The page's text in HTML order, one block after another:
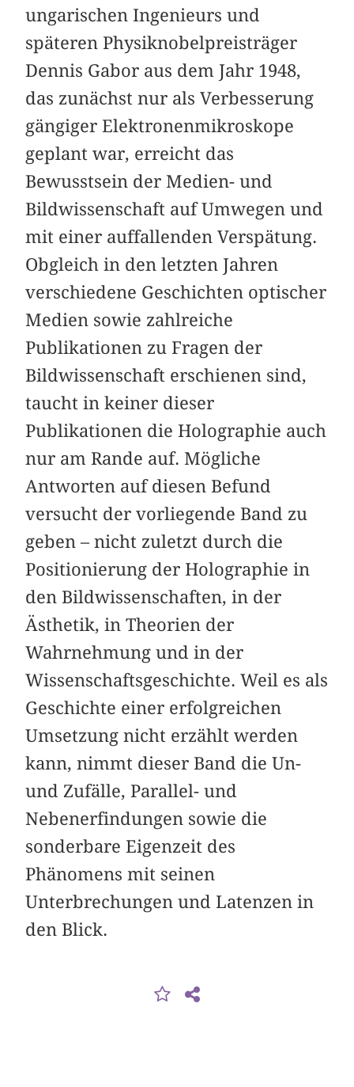
ungarischen Ingenieurs und
späteren Physiknobelpreisträger
Dennis Gabor aus dem Jahr 1948,
das zunächst nur als Verbesserung
gängiger Elektronenmikroskope
geplant war, erreicht das
Bewusstsein der Medien- und
Bildwissenschaft auf Umwegen und
mit einer auffallenden Verspätung.
Obgleich in den letzten Jahren
verschiedene Geschichten optischer
Medien sowie zahlreiche
Publikationen zu Fragen der
Bildwissenschaft erschienen sind,
taucht in keiner dieser
Publikationen die Holographie auch
nur am Rande auf. Mögliche
Antworten auf diesen Befund
versucht der vorliegende Band zu
geben – nicht zuletzt durch die
Positionierung der Holographie in
den Bildwissenschaften, in der
Ästhetik, in Theorien der
Wahrnehmung und in der
Wissenschaftsgeschichte. Weil es als
Geschichte einer erfolgreichen
Umsetzung nicht erzählt werden
kann, nimmt dieser Band die Un-
und Zufälle, Parallel- und
Nebenerfindungen sowie die
sonderbare Eigenzeit des
Phänomens mit seinen
Unterbrechungen und Latenzen in
den Blick.